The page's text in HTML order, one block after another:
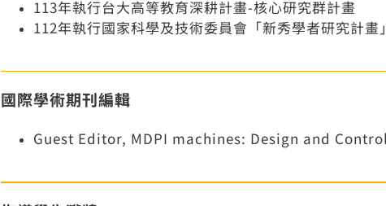
113年執行台大高等教育深耕計畫-核心研究群計畫
112年執行國家科學及技術委員會「新秀學者研究計畫」
國際學術期刊編輯
Guest Editor, MDPI machines: Design and